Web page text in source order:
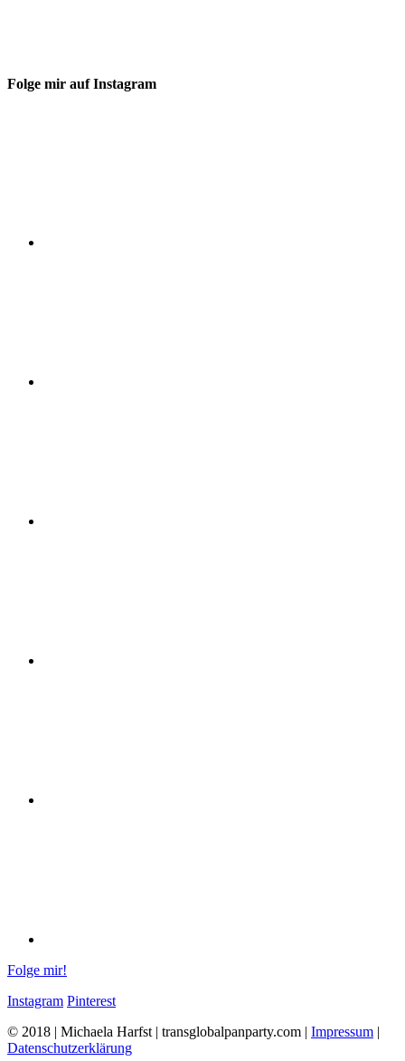
Folge mir auf Instagram
Folge mir!
Instagram Pinterest
© 2018 | Michaela Harfst | transglobalpanparty.com | Impressum |
Datenschutzerklärung